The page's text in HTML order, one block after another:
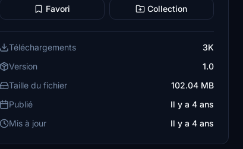
Favori Collection
Téléchargements
3K
Version
1.0
Taille du fichier
102.04 MB
Publié
Il y a 4 ans
Mis à jour
Il y a 4 ans